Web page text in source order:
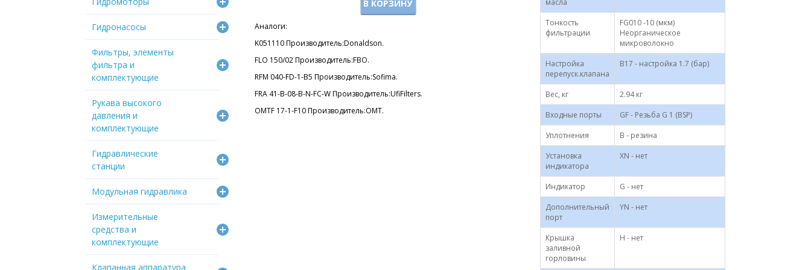
Гидронасосы
Фильтры, элементы
фильтра и
комплектующие
Рукава высокого
давления и
комплектующие
Гидравлические
станции
Модульная гидравлика
Измерительные
средства и
комплектующие
Клапанная аппаратура
В КОРЗИНУ
Аналоги:
K051110 Производитель:Donaldson.
FLO 150/02 Производитель:FBO.
RFM 040-FD-1-B5 Производитель:Sofima.
FRA 41-B-08-B-N-FC-W Производитель:UfiFilters.
OMTF 17-1-F10 Производитель:OMT.
масла
Тонкость
фильтрации
FG010 -10 (мкм)
Неорганическое
микроволокно
Настройка
перепуск.клапана
B17 - настройка 1.7 (бар)
Вес, кг
2.94 кг
Входные порты
GF - Резьба G 1 (BSP)
Уплотнения
B - резина
Установка
индикатора
XN - нет
Индикатор
G - нет
Дополнительный
порт
YN - нет
Крышка
заливной
горловины
H - нет